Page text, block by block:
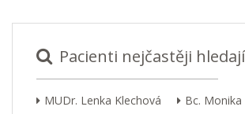
Pacienti nejčastěji hledají
MUDr. Lenka Klechová
Bc.